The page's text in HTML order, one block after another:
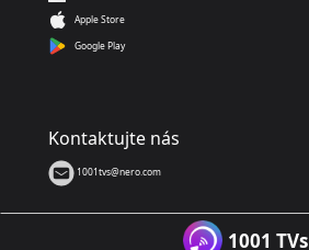
Apple Store
Google Play
Kontaktujte nás
1001tvs@nero.com
1001 TVs